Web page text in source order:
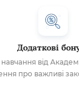
Додаткові
від
про важливі